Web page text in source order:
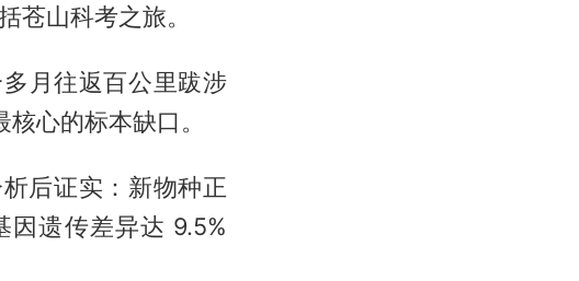
苍山科考之旅。
月往返百公里跋涉
心的标本缺口。
后证实：新物种正
因遗传差异达 9.5%